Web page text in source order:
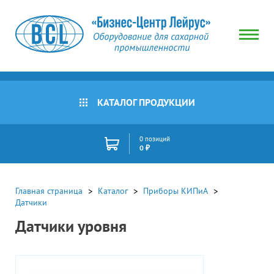
КАТАЛОГ ПРОДУКЦИИ
0 позиций
0 ₽
Главная страница Каталог
Приборы КИПиА
Датчики
Датчики уровня